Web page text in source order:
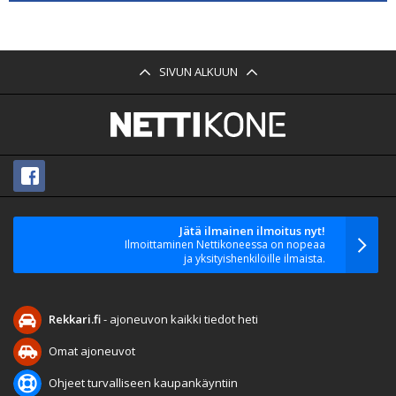
SIVUN ALKUUN
Jätä ilmainen ilmoitus nyt!
Ilmoittaminen Nettikoneessa on nopeaa
ja yksityishenkilöille ilmaista.
Rekkari.fi- ajoneuvon kaikki tiedot heti
Omat ajoneuvot
Ohjeet turvalliseen kaupankäyntiin